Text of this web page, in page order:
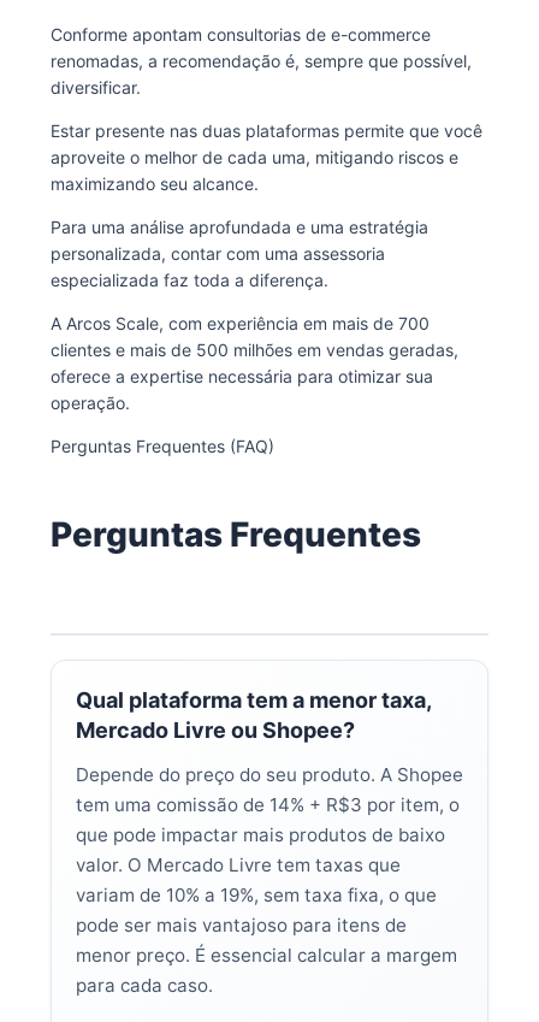
Conforme apontam consultorias de e-commerce
renomadas, a recomendação é, sempre que possível,
diversificar.
Estar presente nas duas plataformas permite que você
aproveite o melhor de cada uma, mitigando riscos e
maximizando seu alcance.
Para uma análise aprofundada e uma estratégia
personalizada, contar com uma assessoria
especializada faz toda a diferença.
A Arcos Scale, com experiência em mais de 700
clientes e mais de 500 milhões em vendas geradas,
oferece a expertise necessária para otimizar sua
operação.
Perguntas Frequentes (FAQ)
Perguntas Frequentes
Qual plataforma tem a menor taxa,
Mercado Livre ou Shopee?
Depende do preço do seu produto. A Shopee
tem uma comissão de 14% + R$3 por item, o
que pode impactar mais produtos de baixo
valor. O Mercado Livre tem taxas que
variam de 10% a 19%, sem taxa fixa, o que
pode ser mais vantajoso para itens de
menor preço. É essencial calcular a margem
para cada caso.